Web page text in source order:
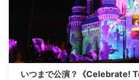
いつまで公演？《Celebrate!